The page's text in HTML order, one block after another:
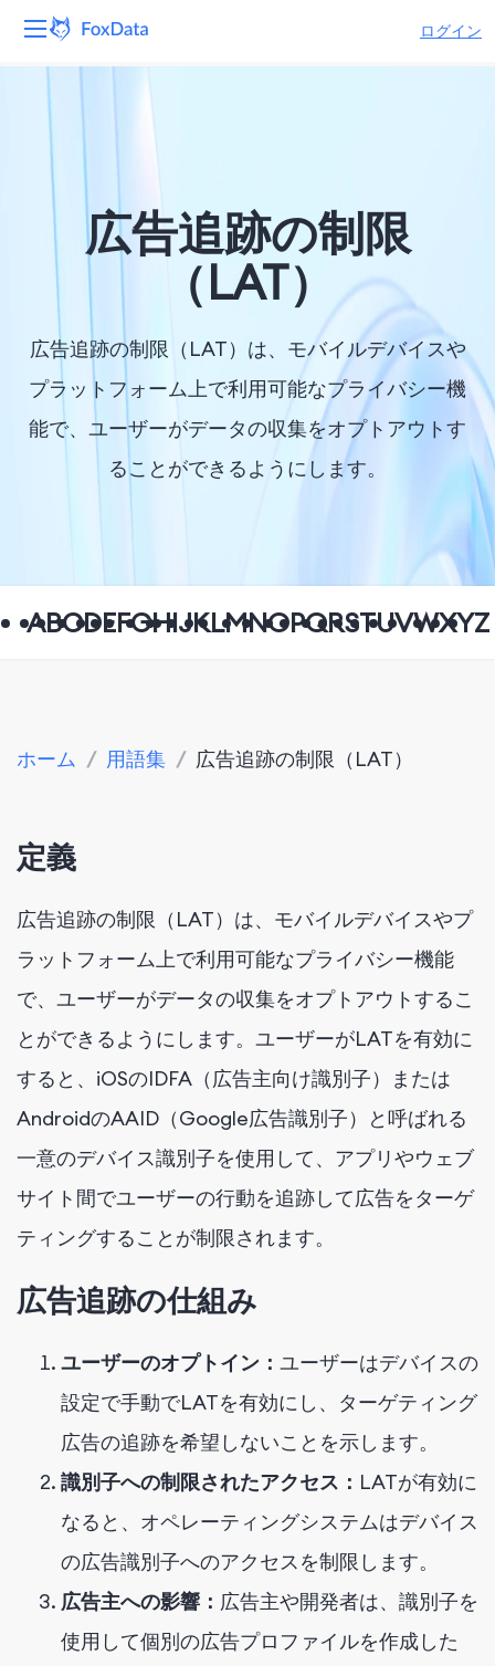
ログイン
ソリューション
リソース
会社
広告追跡の制限
（LAT）
広告追跡の制限（LAT）は、モバイルデバイスや
プラットフォーム上で利用可能なプライバシー機
能で、ユーザーがデータの収集をオプトアウトす
ることができるようにします。
ABCDEFGHIJKLMNOPQRSTUVWXYZ
ホーム / 用語集 / 広告追跡の制限（LAT）
定義
広告追跡の制限（LAT）は、モバイルデバイスやプ
ラットフォーム上で利用可能なプライバシー機能
で、ユーザーがデータの収集をオプトアウトするこ
とができるようにします。ユーザーがLATを有効に
すると、iOSのIDFA（広告主向け識別子）または
AndroidのAAID（Google広告識別子）と呼ばれる
一意のデバイス識別子を使用して、アプリやウェブ
サイト間でユーザーの行動を追跡して広告をターゲ
ティングすることが制限されます。
広告追跡の仕組み
ユーザーのオプトイン： ユーザーはデバイスの
設定で手動でLATを有効にし、ターゲティング
広告の追跡を希望しないことを示します。
識別子への制限されたアクセス： LATが有効に
なると、オペレーティングシステムはデバイス
の広告識別子へのアクセスを制限します。
広告主への影響： 広告主や開発者は、識別子を
使用して個別の広告プロファイルを作成した